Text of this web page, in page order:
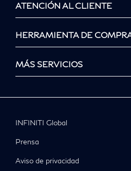
ATENCIÓN AL CLIENTE
HERRAMIENTA DE
MÁS SERVICIOS
INFINITI Global
Prensa
Aviso de privacidad